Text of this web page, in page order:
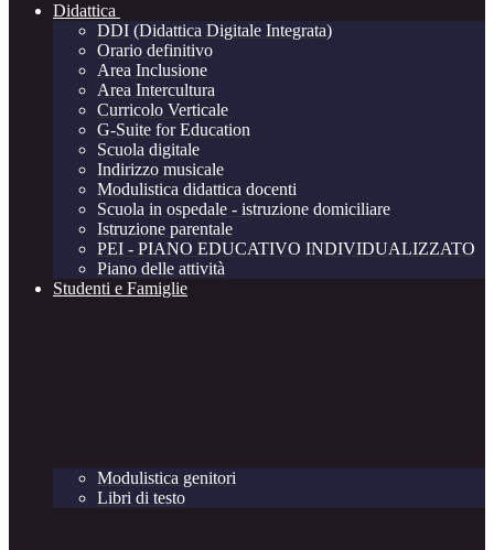
Didattica
DDI (Didattica Digitale Integrata)
Orario definitivo
Area Inclusione
Area Intercultura
Curricolo Verticale
G-Suite for Education
Scuola digitale
Indirizzo musicale
Modulistica didattica docenti
Scuola in ospedale - istruzione domiciliare
Istruzione parentale
PEI - PIANO EDUCATIVO INDIVIDUALIZZATO
Piano delle attività
Studenti e Famiglie
Modulistica genitori
Libri di testo